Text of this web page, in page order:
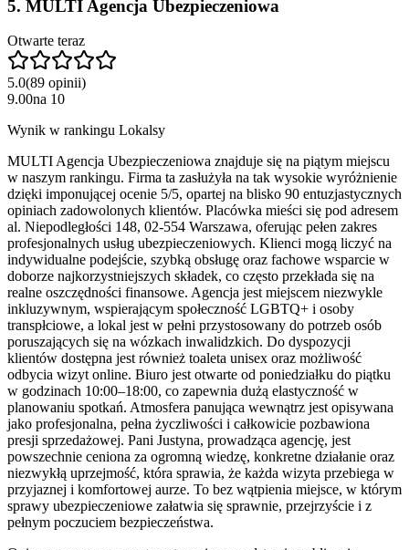
5. MULTI Agencja Ubezpieczeniowa
Otwarte teraz
5.0(89 opinii)
9.00na 10
Wynik w rankingu Lokalsy
MULTI Agencja Ubezpieczeniowa znajduje się na piątym miejscu
w naszym rankingu. Firma ta zasłużyła na tak wysokie wyróżnienie
dzięki imponującej ocenie 5/5, opartej na blisko 90 entuzjastycznych
opiniach zadowolonych klientów. Placówka mieści się pod adresem
al. Niepodległości 148, 02-554 Warszawa, oferując pełen zakres
profesjonalnych usług ubezpieczeniowych. Klienci mogą liczyć na
indywidualne podejście, szybką obsługę oraz fachowe wsparcie w
doborze najkorzystniejszych składek, co często przekłada się na
realne oszczędności finansowe. Agencja jest miejscem niezwykle
inkluzywnym, wspierającym społeczność LGBTQ+ i osoby
transpłciowe, a lokal jest w pełni przystosowany do potrzeb osób
poruszających się na wózkach inwalidzkich. Do dyspozycji
klientów dostępna jest również toaleta unisex oraz możliwość
odbycia wizyt online. Biuro jest otwarte od poniedziałku do piątku
w godzinach 10:00–18:00, co zapewnia dużą elastyczność w
planowaniu spotkań. Atmosfera panująca wewnątrz jest opisywana
jako profesjonalna, pełna życzliwości i całkowicie pozbawiona
presji sprzedażowej. Pani Justyna, prowadząca agencję, jest
powszechnie ceniona za ogromną wiedzę, konkretne działanie oraz
niezwykłą uprzejmość, która sprawia, że każda wizyta przebiega w
przyjaznej i komfortowej aurze. To bez wątpienia miejsce, w którym
sprawy ubezpieczeniowe załatwia się sprawnie, przejrzyście i z
pełnym poczuciem bezpieczeństwa.